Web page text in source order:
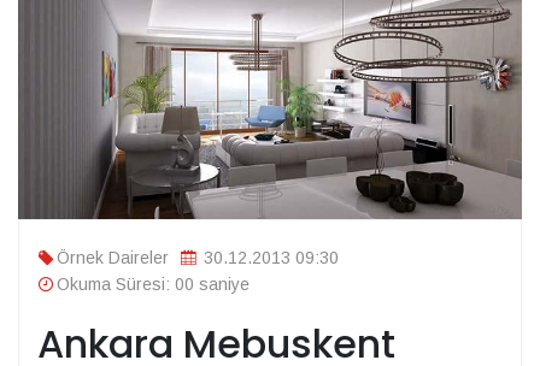
Örnek Daireler
30.12.2013 09:30
Okuma Süresi: 00 saniye
Ankara Mebuskent